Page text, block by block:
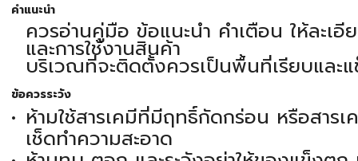
คำแนะนำ
ควรอ่านคู่มือ ข้อแนะนำ คำเตือน ให้ละเ
และการใช้งานสินค้า
บริเวณที่จะติดตั้งควรเป็นพื้นที่เรียบและ
ข้อควรระวัง
ห้ามใช้สารเคมีที่มีฤทธิ์กัดกร่อน หรือสาร
เช็ดทำความสะอาด